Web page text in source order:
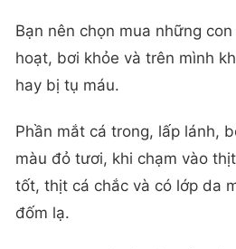
Bạn nên chọn mua những
hoạt, bơi khỏe và trên mình
hay bị tụ máu.
Phần mắt cá trong, lấp lánh,
màu đỏ tươi, khi chạm vào
tốt, thịt cá chắc và có lớp da
đốm lạ.